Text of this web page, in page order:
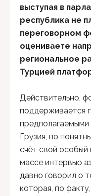
выступая в
республика не
переговорном
оцениваете
региональное
Турцией
Действительно,
поддерживается
предполагаемыми
Грузия, по
счёт свой особый
массе интервью
давно говорил о
которая, по